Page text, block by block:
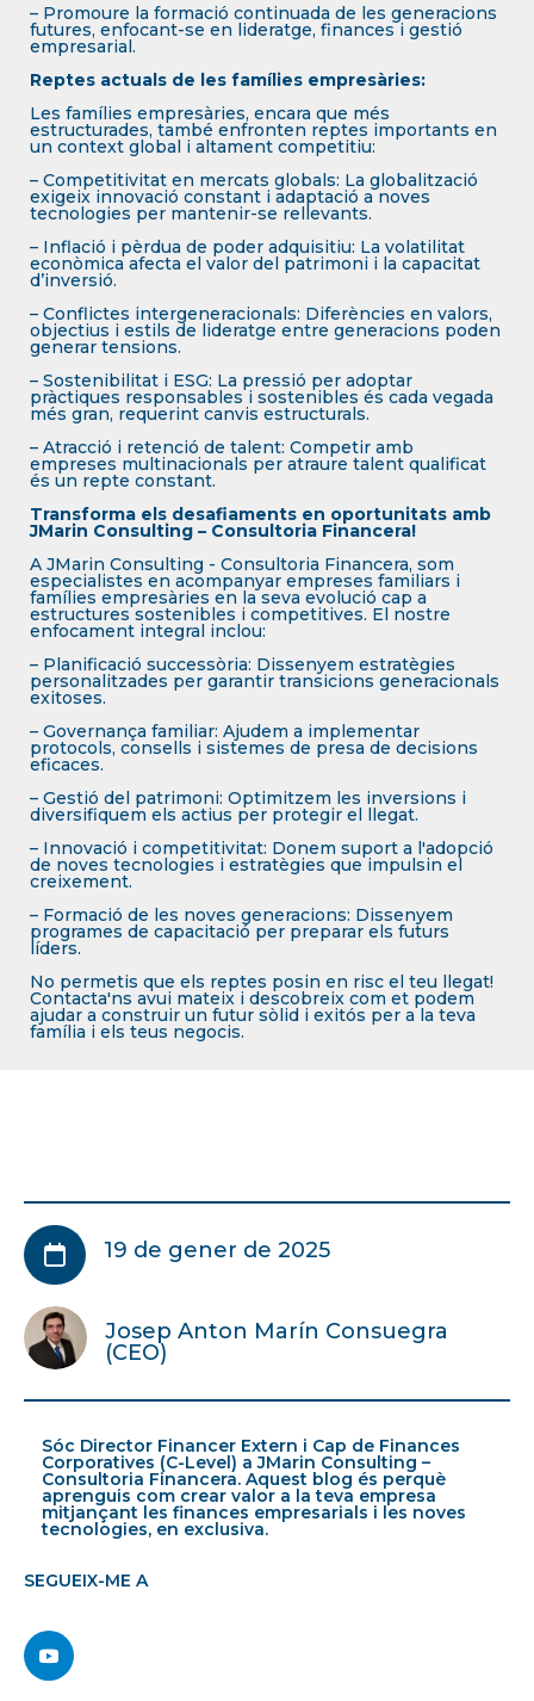
– Promoure la formació continuada de les generacions
futures, enfocant-se en lideratge, finances i gestió
empresarial.
Reptes actuals de les famílies empresàries:
Les famílies empresàries, encara que més
estructurades, també enfronten reptes importants en
un context global i altament competitiu:
– Competitivitat en mercats globals: La globalització
exigeix innovació constant i adaptació a noves
tecnologies per mantenir-se rellevants.
– Inflació i pèrdua de poder adquisitiu: La volatilitat
econòmica afecta el valor del patrimoni i la capacitat
d’inversió.
– Conflictes intergeneracionals: Diferències en valors,
objectius i estils de lideratge entre generacions poden
generar tensions.
– Sostenibilitat i ESG: La pressió per adoptar
pràctiques responsables i sostenibles és cada vegada
més gran, requerint canvis estructurals.
– Atracció i retenció de talent: Competir amb
empreses multinacionals per atraure talent qualificat
és un repte constant.
Transforma els desafiaments en oportunitats amb
JMarin Consulting – Consultoria Financera!
A JMarin Consulting - Consultoria Financera, som
especialistes en acompanyar empreses familiars i
famílies empresàries en la seva evolució cap a
estructures sostenibles i competitives. El nostre
enfocament integral inclou:
– Planificació successòria: Dissenyem estratègies
personalitzades per garantir transicions generacionals
exitoses.
– Governança familiar: Ajudem a implementar
protocols, consells i sistemes de presa de decisions
eficaces.
– Gestió del patrimoni: Optimitzem les inversions i
diversifiquem els actius per protegir el llegat.
– Innovació i competitivitat: Donem suport a l'adopció
de noves tecnologies i estratègies que impulsin el
creixement.
– Formació de les noves generacions: Dissenyem
programes de capacitació per preparar els futurs
líders.
No permetis que els reptes posin en risc el teu llegat!
Contacta'ns avui mateix i descobreix com et podem
ajudar a construir un futur sòlid i exitós per a la teva
família i els teus negocis.
 19 de gener de 2025
Josep Anton Marín Consuegra
(CEO)
Sóc Director Financer Extern i Cap de Finances
Corporatives (C-Level) a JMarin Consulting –
Consultoria Financera. Aquest blog és perquè
aprenguis com crear valor a la teva empresa
mitjançant les finances empresarials i les noves
tecnologies, en exclusiva.
SEGUEIX-ME A